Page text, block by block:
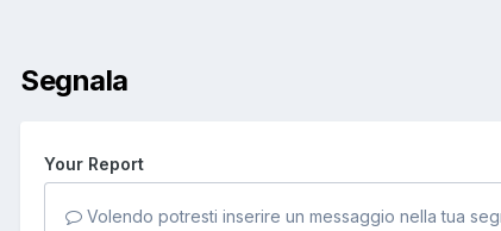
Segnala
Your Report
Volendo potresti inserire un messaggio nella tua